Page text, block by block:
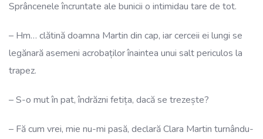
Sprâncenele încruntate ale bunicii o intimidau tare de tot.
– Hm… clătină doamna Martin din cap, iar cerceii ei lungi se
legănară asemeni acrobaților înaintea unui salt periculos la
trapez.
– S-o mut în pat, îndrăzni fetița, dacă se trezește?
– Fă cum vrei, mie nu-mi pasă, declară Clara Martin turnându-